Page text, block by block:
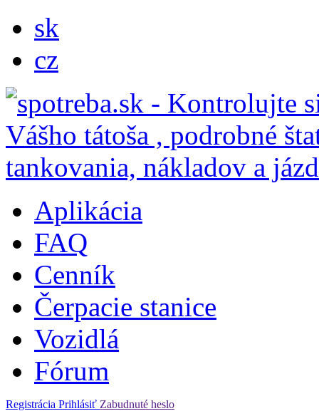
sk
cz
Aplikácia
FAQ
Cenník
Čerpacie stanice
Vozidlá
Fórum
Registrácia Prihlásiť Zabudnuté heslo